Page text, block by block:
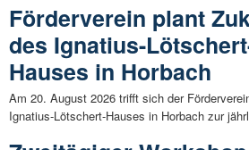
Förderverein plant
des Ignatius-
Hauses in Horbach
Am 20. August 2026 trifft sich der
Ignatius-Lötschert-Hauses in Horbach zur